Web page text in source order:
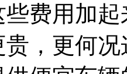
费用加
，更何